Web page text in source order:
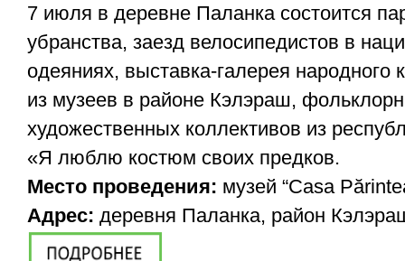
7 июля в деревне Паланка состоится
убранства, заезд велосипедистов в
одеяниях, выставка-галерея народного
из музеев в районе Кэлэраш,
художественных коллективов из
«Я люблю костюм своих предков.
Место проведения: музей “Casa
Адрес: деревня Паланка, район